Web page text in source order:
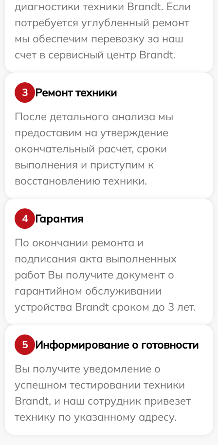
диагностики техники Brandt. Если
потребуется углубленный ремонт
мы обеспечим перевозку за наш
счет в сервисный центр Brandt.
3
Ремонт техники
После детального анализа мы
предоставим на утверждение
окончательный расчет, сроки
выполнения и приступим к
восстановлению техники.
4
Гарантия
По окончании ремонта и
подписания акта выполненных
работ Вы получите документ о
гарантийном обслуживании
устройства Brandt сроком до 3 лет.
5
Информирование о готовности
Вы получите уведомление о
успешном тестировании техники
Brandt, и наш сотрудник привезет
технику по указанному адресу.